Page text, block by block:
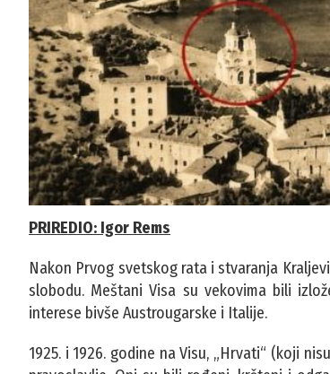
PRIREDIO: Igor Rems
Nakon Prvog svetskog rata i stvaranja
slobodu. Meštani Visa su vekovima bili
interese bivše Austrougarske i Italije.
1925. i 1926. godine na Visu, „Hrvati“ (koji